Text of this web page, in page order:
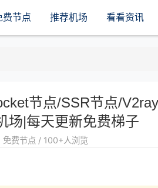
费节点 推荐机场 看看资讯
节点/SSR节点/
场|每天更新免费梯子
免费节点 / 100+人浏览